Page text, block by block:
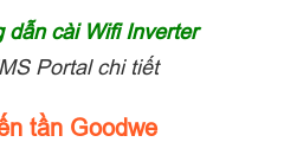
dẫn cài Wifi Inverter
Portal chi tiết
tần Goodwe